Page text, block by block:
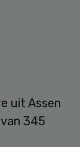
uit Assen
345